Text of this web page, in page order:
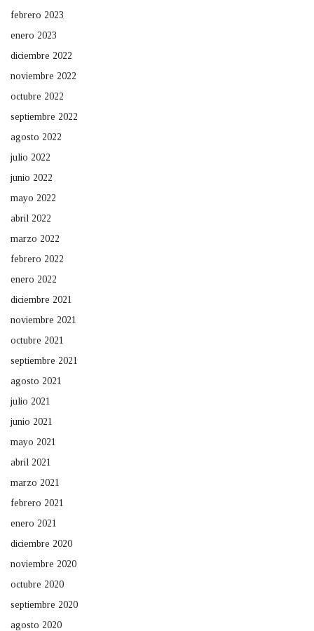
febrero 2023
enero 2023
diciembre 2022
noviembre 2022
octubre 2022
septiembre 2022
agosto 2022
julio 2022
junio 2022
mayo 2022
abril 2022
marzo 2022
febrero 2022
enero 2022
diciembre 2021
noviembre 2021
octubre 2021
septiembre 2021
agosto 2021
julio 2021
junio 2021
mayo 2021
abril 2021
marzo 2021
febrero 2021
enero 2021
diciembre 2020
noviembre 2020
octubre 2020
septiembre 2020
agosto 2020